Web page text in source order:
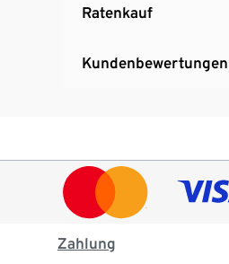
Ratenkauf
Kundenbewertungen
Zahlung